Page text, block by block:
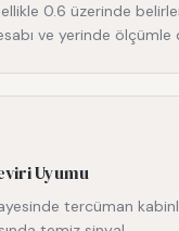
0.6 üzerinde
ve yerinde ölçümle
Uyumu
tercüman